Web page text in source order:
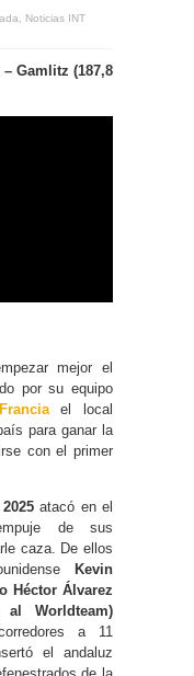
Noticias INT
Gamlitz (187,8
mejor el
por su equipo
el local
para ganar la
con el primer
atacó en el
de sus
caza. De ellos
Kevin
Héctor Álvarez
Worldteam)
a 11
el andaluz